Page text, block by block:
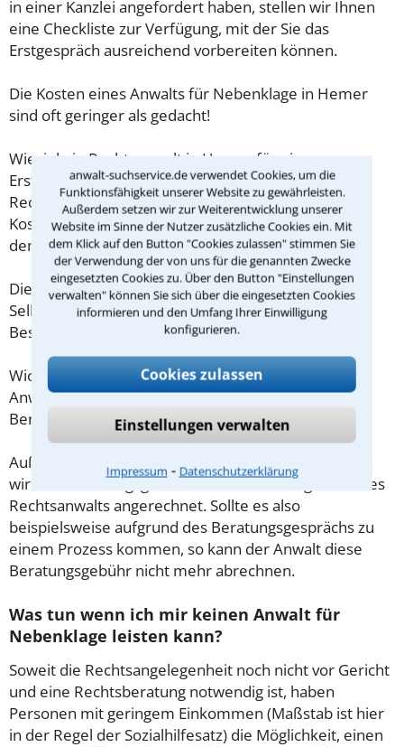
anwalt-suchservice.de verwendet Cookies, um die
Funktionsfähigkeit unserer Website zu gewährleisten.
Außerdem setzen wir zur Weiterentwicklung unserer
Website im Sinne der Nutzer zusätzliche Cookies ein. Mit
dem Klick auf den Button "Cookies zulassen" stimmen Sie
der Verwendung der von uns für die genannten Zwecke
eingesetzten Cookies zu. Über den Button "Einstellungen
verwalten" können Sie sich über die eingesetzten Cookies
informieren und den Umfang Ihrer Einwilligung
konfigurieren.
Cookies zulassen
Einstellungen verwalten
Impressum ⁃ Datenschutzerklärung
in einer Kanzlei angefordert haben, stellen wir Ihnen
eine Checkliste zur Verfügung, mit der Sie das
Erstgespräch ausreichend vorbereiten können.
Die Kosten eines Anwalts für Nebenklage in Hemer
sind oft geringer als gedacht!
Wieviel ein Rechtsanwalt in Hemer für eine
Erstberatung verlangen darf, ist in §34 des
Rechtsanwaltsvergütungsgesetz (RVG) geregelt. Die
Kosten für das erste Beratungsgespräch betragen
demnach maximal 190,00 € zzgl. MwSt.
Diese Regelung gilt jedoch nur für Verbraucher. Für
Selbstständige oder Freiberufler gilt diese
Beschränkung nicht.
Wichtig daher: Klären Sie die Kostenfrage mit Ihrem
Anwalt aus Hemer schon zu Beginn der ersten
Beratung.
Außerdem gut zu wissen: Gemäß § 34 Absatz 2 RVG
wird die Beratungsgebühr auf weitere Tätigkeiten des
Rechtsanwalts angerechnet. Sollte es also
beispielsweise aufgrund des Beratungsgesprächs zu
einem Prozess kommen, so kann der Anwalt diese
Beratungsgebühr nicht mehr abrechnen.
Was tun wenn ich mir keinen Anwalt für
Nebenklage leisten kann?
Soweit die Rechtsangelegenheit noch nicht vor Gericht
und eine Rechtsberatung notwendig ist, haben
Personen mit geringem Einkommen (Maßstab ist hier
in der Regel der Sozialhilfesatz) die Möglichkeit, einen